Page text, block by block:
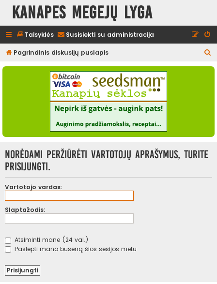
Kanapės mėgėjų lyga
Taisyklės Susisiekti su administracija
Pagrindinis diskusijų puslapis
e
Norėdami peržiūrėti vartotojų aprašymus, turite
prisijungti.
Vartotojo vardas:
Slaptažodis:
Atsiminti mane (24 val.)
Paslėpti mano būseną šios sesijos metu